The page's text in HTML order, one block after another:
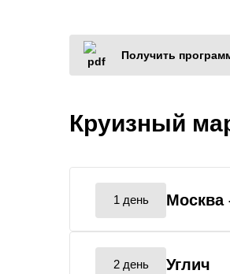
Получить
Круизный
1 день Москва
2 день Углич